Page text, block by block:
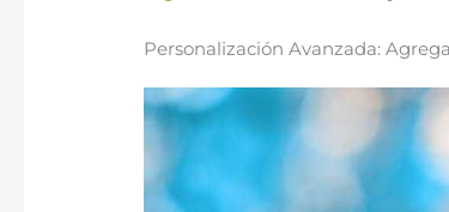
Personalización Avanzada: